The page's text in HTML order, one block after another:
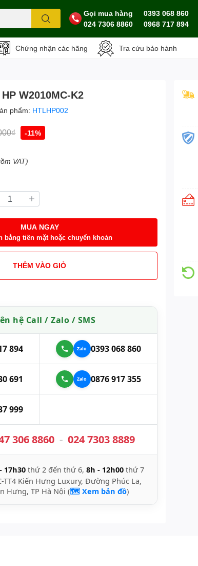
Gọi mua hàng
024 7306 8860
0393 068 860
0968 717 894
Chứng nhận các hãng Tra cứu bảo hành
W2010MC-K2
phẩm: HTLHP002
-11%
VAT)
MUA NGAY
bằng tiền mặt hoặc chuyển khoản
THÊM VÀO GIỎ
hệ Call / Zalo / SMS
894 0393 068 860
691 0876 917 355
999
306 8860 - 024 7303 8889
17h30thứ 2 đến thứ 6,8h - 12h00 thứ 7
TT4 Kiến Hưng Luxury, Đường Phúc La,
Hưng, TP Hà Nội (🗺️ Xem bản đồ)